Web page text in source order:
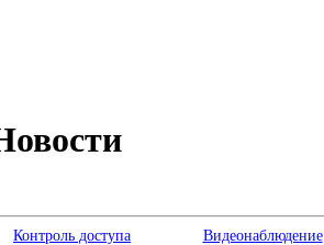
Контроль доступа Видеонаблюдение